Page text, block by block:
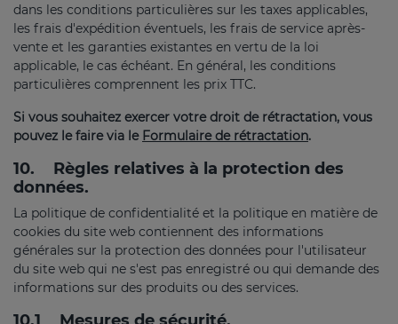
dans les conditions particulières sur les taxes applicables,
les frais d'expédition éventuels, les frais de service après-
vente et les garanties existantes en vertu de la loi
applicable, le cas échéant. En général, les conditions
particulières comprennent les prix TTC.
Si vous souhaitez exercer votre droit de rétractation, vous
pouvez le faire via le Formulaire de rétractation.
10.
Règles relatives à la protection des
données.
La politique de confidentialité et la politique en matière de
cookies du site web contiennent des informations
générales sur la protection des données pour l'utilisateur
du site web qui ne s'est pas enregistré ou qui demande des
informations sur des produits ou des services.